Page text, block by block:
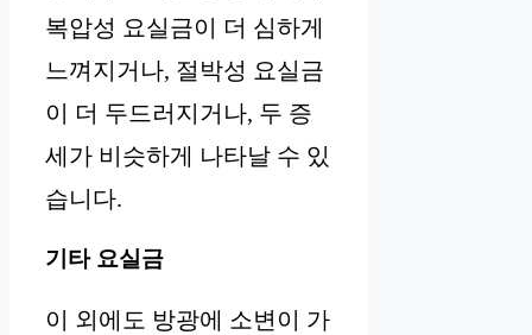
복압성 요실금이 더 심하게
느껴지거나, 절박성 요실금
이 더 두드러지거나, 두 증
세가 비슷하게 나타날 수 있
습니다.
기타 요실금
이 외에도 방광에 소변이 가